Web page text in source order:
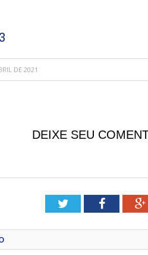
DE 2021
DEIXE SEU
TwitterFacebook